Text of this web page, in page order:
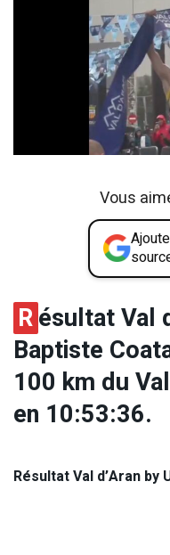
Vous
Résultat Val
Baptiste
100 km du
en 10:53:36.
Résultat Val d’Aran by